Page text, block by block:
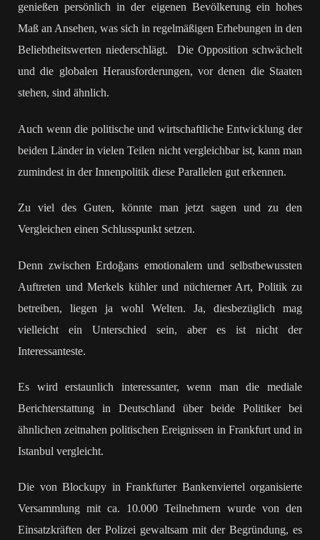
genießen persönlich in der eigenen Bevölkerung ein hohes
Maß an Ansehen, was sich in regelmäßigen Erhebungen in den
Beliebtheitswerten niederschlägt. Die Opposition schwächelt
und die globalen Herausforderungen, vor denen die Staaten
stehen, sind ähnlich.
Auch wenn die politische und wirtschaftliche Entwicklung der
beiden Länder in vielen Teilen nicht vergleichbar ist, kann man
zumindest in der Innenpolitik diese Parallelen gut erkennen.
Zu viel des Guten, könnte man jetzt sagen und zu den
Vergleichen einen Schlusspunkt setzen.
Denn zwischen Erdoğans emotionalem und selbstbewussten
Auftreten und Merkels kühler und nüchterner Art, Politik zu
betreiben, liegen ja wohl Welten. Ja, diesbezüglich mag
vielleicht ein Unterschied sein, aber es ist nicht der
Interessanteste.
Es wird erstaunlich interessanter, wenn man die mediale
Berichterstattung in Deutschland über beide Politiker bei
ähnlichen zeitnahen politischen Ereignissen in Frankfurt und in
Istanbul vergleicht.
Die von Blockupy in Frankfurter Bankenviertel organisierte
Versammlung mit ca. 10.000 Teilnehmern wurde von den
Einsatzkräften der Polizei gewaltsam mit der Begründung, es